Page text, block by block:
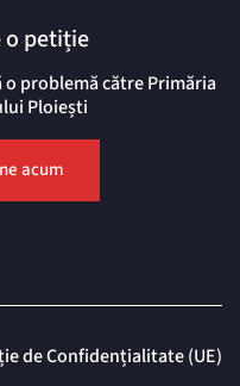
o petiție
o problemă către Primăria
Ploiești
acum
de Confidențialitate (UE)